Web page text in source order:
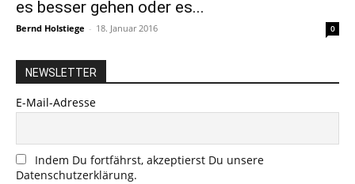
es besser gehen oder es...
Bernd Holstiege - 18. Januar 2016 0
NEWSLETTER
E-Mail-Adresse
Indem Du fortfährst, akzeptierst Du unsere
Datenschutzerklärung.